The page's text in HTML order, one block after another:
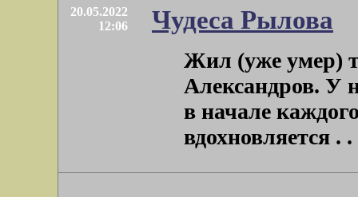
20.05.2022
12:06
Чудеса Рылова
Жил (уже умер)
Александров. У
в начале
вдохновляется . .